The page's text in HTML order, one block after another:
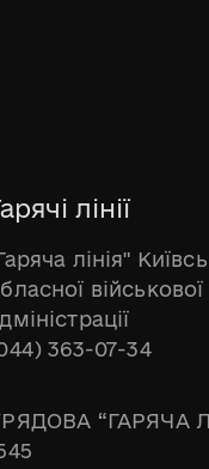
лінії
лінія"
військової
363-07-34
“ГАРЯЧА